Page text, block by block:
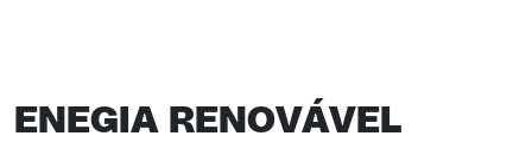
ENEGIA RENOVÁVEL